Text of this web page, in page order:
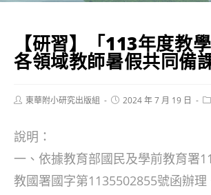
【研習】「113年度教
各領域教師暑假共同備課
Post東華附小研究出版組
Post2024 年 7 月 19 日
說明：
一、依據教育部國民及學前教育署
教國署國字第1135502855號函辦理